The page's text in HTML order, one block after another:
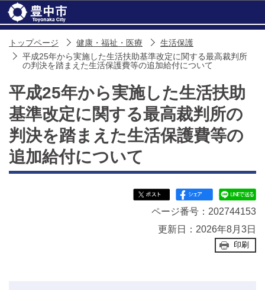
トップページ 健康・福祉・医療
生活保護
平成25年から実施した生活扶助基準改定に関する最高裁判所
の判決を踏まえた生活保護費等の追加給付について
平成25年から実施した生活扶助
基準改定に関する最高裁判所の
判決を踏まえた生活保護費等の
追加給付について
ページ番号：202744153
更新日：2026年8月3日
印刷